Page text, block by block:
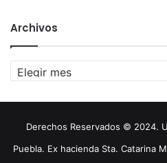
Archivos
Archivos
Derechos Reservados © 2024.
Puebla. Ex hacienda Sta. Catarina